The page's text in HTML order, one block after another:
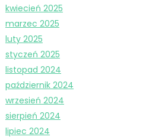
kwiecień 2025
marzec 2025
luty 2025
styczeń 2025
listopad 2024
październik 2024
wrzesień 2024
sierpień 2024
lipiec 2024